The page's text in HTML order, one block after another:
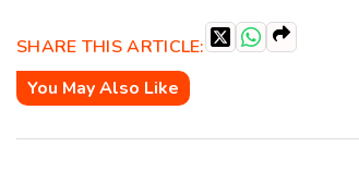
SHARE THIS ARTICLE:
You May Also Like